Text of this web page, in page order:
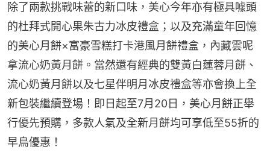
除了兩款挑戰味蕾的新口味，美心今年亦有極具噱頭
的杜拜式開心果朱古力冰皮禮盒；以及充滿童年回憶
的美心月餅×富豪雪糕打卡港風月餅禮盒，內藏雲呢
拿流心奶黃月餅。當然還有經典的雙黃白蓮蓉月餅、
流心奶黃月餅以及七星伴明月冰皮禮盒等亦會換上全
新包裝繼續登場！即日起至7月20日，美心月餅正舉
行優先預購，多款人氣及全新月餅均可享低至55折的
早鳥優惠！